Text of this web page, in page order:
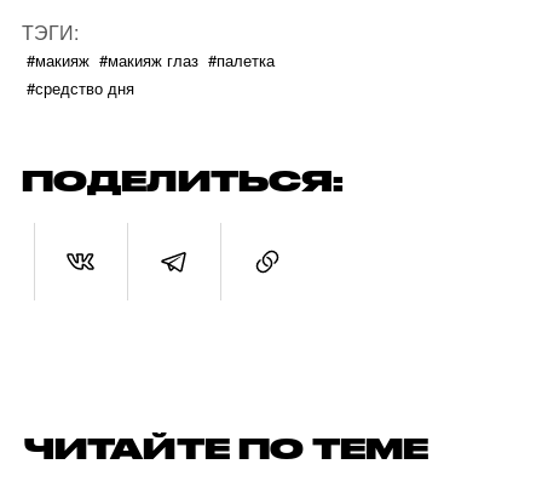
ТЭГИ:
#макияж #макияж глаз #палетка
#средство дня
ПОДЕЛИТЬСЯ:
ЧИТАЙТЕ ПО ТЕМЕ